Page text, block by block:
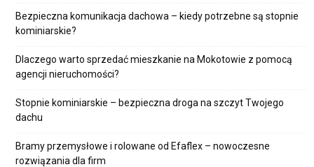
Bezpieczna komunikacja dachowa – kiedy potrzebne są stopnie
kominiarskie?
Dlaczego warto sprzedać mieszkanie na Mokotowie z pomocą
agencji nieruchomości?
Stopnie kominiarskie – bezpieczna droga na szczyt Twojego
dachu
Bramy przemysłowe i rolowane od Efaflex – nowoczesne
rozwiązania dla firm